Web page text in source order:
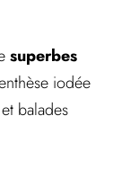
superbes
iodée
balades